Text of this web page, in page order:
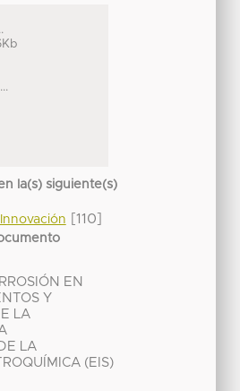
la(s) siguiente(s)
[110]
EN
Y
LA
LA
(EIS)